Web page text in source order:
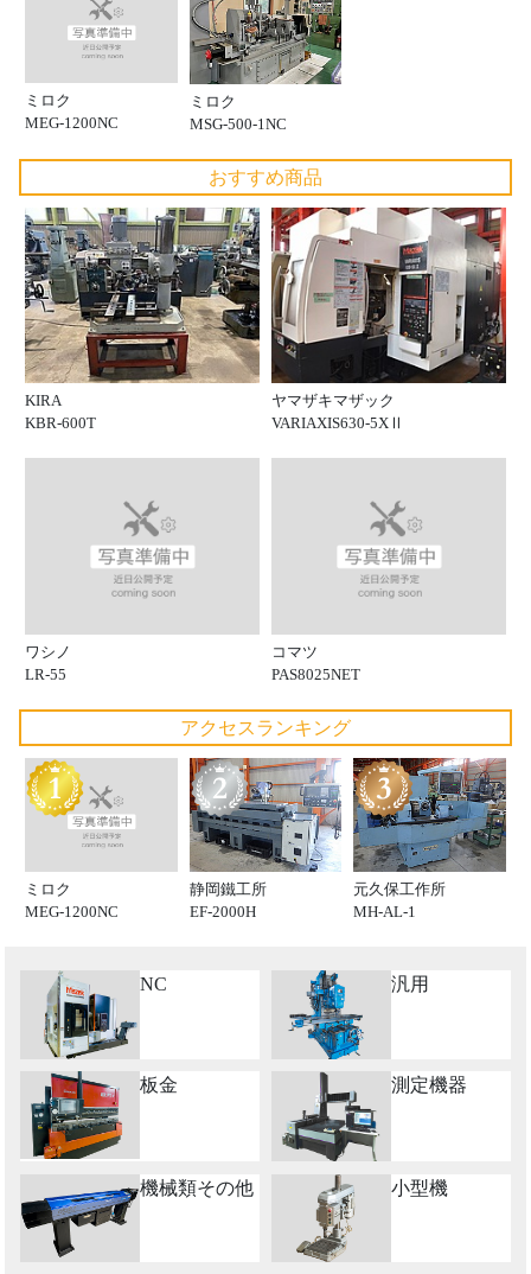
ミロク
MEG-1200NC
ミロク
MSG-500-1NC
おすすめ商品
KIRA
KBR-600T
ヤマザキマザック
VARIAXIS630-5XⅡ
ワシノ
LR-55
コマツ
PAS8025NET
アクセスランキング
ミロク
MEG-1200NC
静岡鐵工所
EF-2000H
元久保工作所
MH-AL-1
NC 汎用
板金 測定機器
機械類その他 小型機